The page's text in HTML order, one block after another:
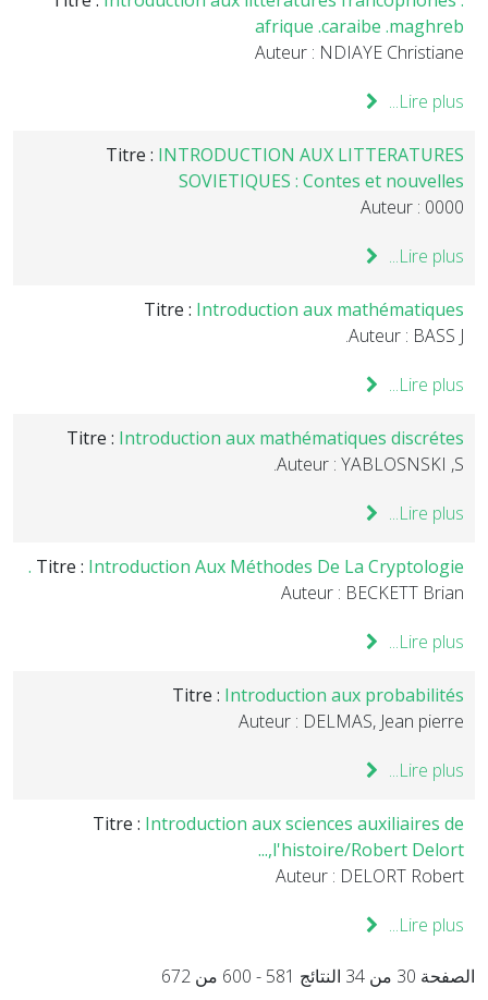
afrique .caraibe .maghreb
Auteur : NDIAYE Christiane
Lire plus...
Titre : INTRODUCTION AUX LITTERATURES
SOVIETIQUES : Contes et nouvelles
Auteur : 0000
Lire plus...
Titre : Introduction aux mathématiques
Auteur : BASS J.
Lire plus...
Titre : Introduction aux mathématiques discrétes
Auteur : YABLOSNSKI ,S.
Lire plus...
Titre : Introduction Aux Méthodes De La Cryptologie .
Auteur : BECKETT Brian
Lire plus...
Titre : Introduction aux probabilités
Auteur : DELMAS, Jean pierre
Lire plus...
Titre : Introduction aux sciences auxiliaires de
l'histoire/Robert Delort,...
Auteur : DELORT Robert
Lire plus...
الصفحة 30 من 34 النتائج 581 - 600 من 672